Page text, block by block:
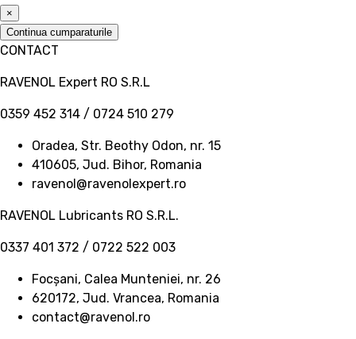
×
Continua cumparaturile
CONTACT
RAVENOL Expert RO S.R.L
0359 452 314 / 0724 510 279
Oradea, Str. Beothy Odon, nr. 15
410605, Jud. Bihor, Romania
ravenol@ravenolexpert.ro
RAVENOL Lubricants RO S.R.L.
0337 401 372 / 0722 522 003
Focșani, Calea Munteniei, nr. 26
620172, Jud. Vrancea, Romania
contact@ravenol.ro